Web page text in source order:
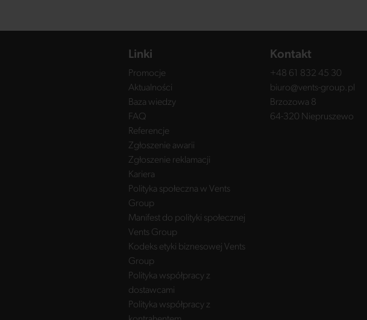
Linki
Promocje
Aktualności
Baza wiedzy
FAQ
Referencje
Zgłoszenie awarii
Zgłoszenie reklamacji
Kariera
Polityka społeczna w Vents
Group
Manifest do polityki społecznej
Vents Group
Kodeks etyki biznesowej Vents
Group
Polityka współpracy z
dostawcami
Polityka współpracy z
Kontakt
+48 61 832 45 30
biuro@vents-group.pl
Brzozowa 8
64-320 Niepruszewo